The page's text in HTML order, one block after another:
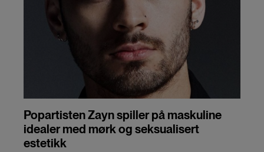
Popartisten Zayn spiller på maskuline
idealer med mørk og seksualisert
estetikk